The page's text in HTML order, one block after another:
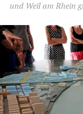
und Weil am Rhein